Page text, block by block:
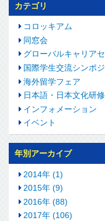
カテゴリ
コロッキアム
同窓会
グローバルキャリア
国際学生交流シンポ
海外留学フェア
日本語・日本文化研
インフォメーション
イベント
年別アーカイブ
2014年 (1)
2015年 (9)
2016年 (88)
2017年 (106)